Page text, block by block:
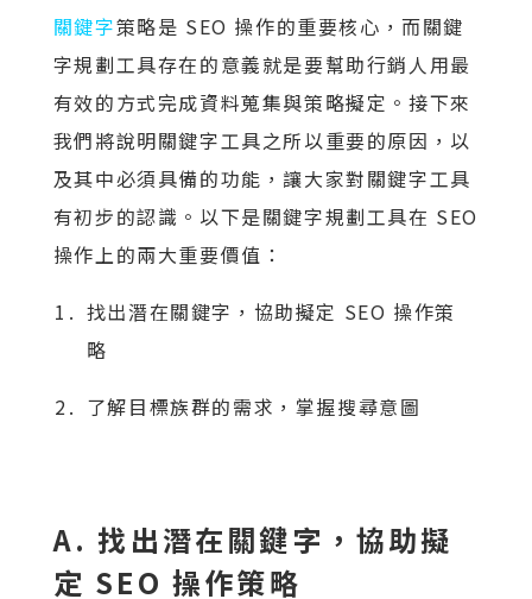
關鍵字策略是 SEO 操作的重要核心，而關鍵
字規劃工具存在的意義就是要幫助行銷人用最
有效的方式完成資料蒐集與策略擬定。接下來
我們將說明關鍵字工具之所以重要的原因，以
及其中必須具備的功能，讓大家對關鍵字工具
有初步的認識。以下是關鍵字規劃工具在 SEO
操作上的兩大重要價值：
找出潛在關鍵字，協助擬定 SEO 操作策
略
了解目標族群的需求，掌握搜尋意圖
A. 找出潛在關鍵字，協助擬
定 SEO 操作策略